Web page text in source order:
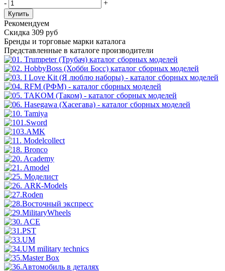
-
+
Купить
Рекомендуем
Скидка 309 руб
Бренды и торговые марки каталога
Представленные в каталоге производители